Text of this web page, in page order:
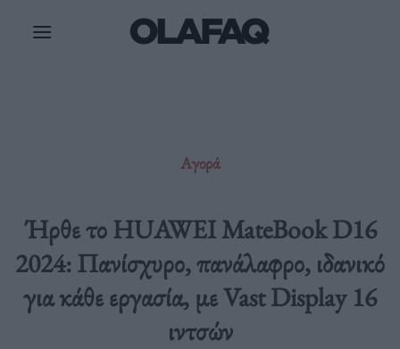
Αγορά
Ήρθε το HUAWEI MateBook D16
2024: Πανίσχυρο, πανάλαφρο, ιδανικό
για κάθε εργασία, με Vast Display 16
ιντσών